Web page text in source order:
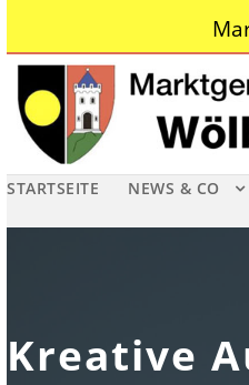
STARTSEITE NEWS & CO
Kreative